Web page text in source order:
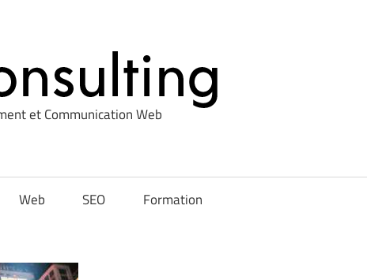
et Communication Web
Web SEO Formation